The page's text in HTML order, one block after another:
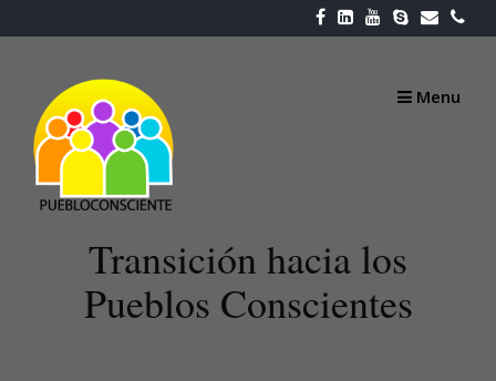
to
Menu
Transición hacia los
Pueblos Conscientes